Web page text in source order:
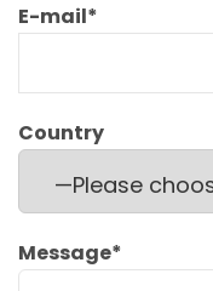
E-mail*
Country
Message*